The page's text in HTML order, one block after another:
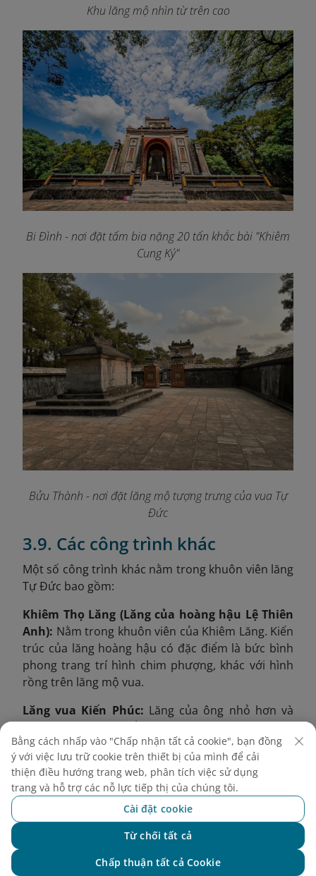
Khu lăng mộ nhìn từ trên cao
Bi Đình - nơi đặt tấm bia nặng 20 tấn khắc bài "Khiêm
Cung Ký"
Bửu Thành - nơi đặt lăng mộ tượng trưng của vua Tự
Đức
3.9. Các công trình khác
Một số công trình khác nằm trong khuôn viên lăng
Tự Đức bao gồm:
Khiêm Thọ Lăng (Lăng của hoàng hậu Lệ Thiên
Anh): Nằm trong khuôn viên của Khiêm Lăng. Kiến
trúc của lăng hoàng hậu có đặc điểm là bức bình
phong trang trí hình chim phượng, khác với hình
rồng trên lăng mộ vua.
Lăng vua Kiến Phúc: Lăng của ông nhỏ hơn và
Khiêm Viện/Chí Khiêm Đường:Khu vực sinh hoạt
dành riêng cho các phi tần, cung nữ theo hầu nhà
vua khi còn sinh thời. Ngày nay, nơi đây được dùng
làm nơi thờ cúng các phi tần.
4. Kinh nghiệm tham
quan lăng Tự Đức
Bằng cách nhấp vào "Chấp nhận tất cả cookie", bạn đồng
ý với việc lưu trữ cookie trên thiết bị của mình để cải
thiện điều hướng trang web, phân tích việc sử dụng
trang và hỗ trợ các nỗ lực tiếp thị của chúng tôi.
Cài đặt cookie
Từ chối tất cả
Chấp thuận tất cả Cookie